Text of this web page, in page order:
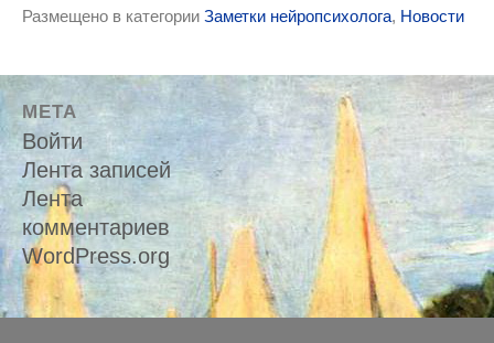
Размещено в категории Заметки нейропсихолога, Новости
МЕТА
Войти
Лента записей
Лента
комментариев
WordPress.org